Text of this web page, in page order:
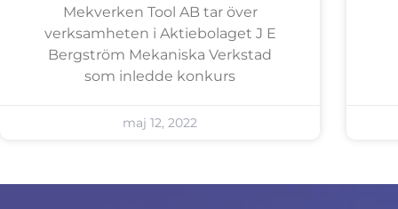
Mekverken Tool AB tar över
verksamheten i Aktiebolaget J E
Bergström Mekaniska Verkstad
som inledde konkurs
maj 12, 2022